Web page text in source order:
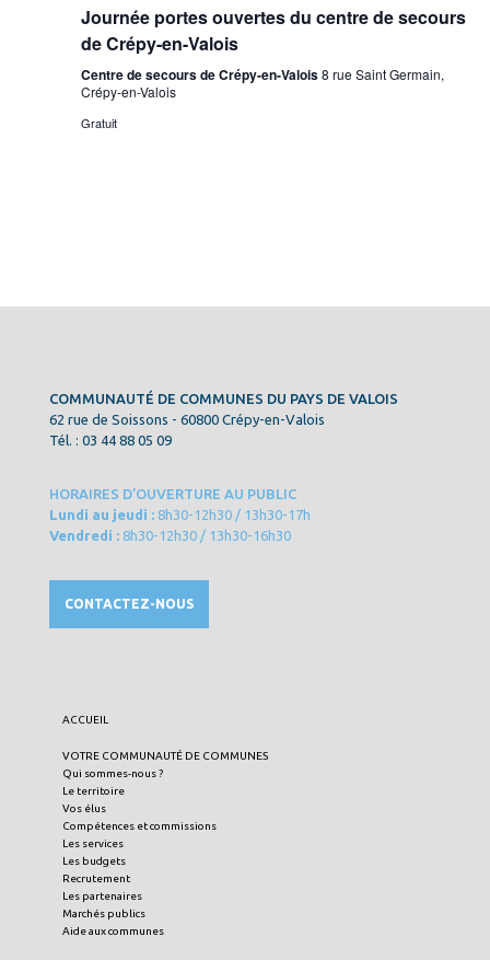
Journée portes ouvertes du centre de secours
de Crépy-en-Valois
Centre de secours de Crépy-en-Valois8 rue Saint Germain,
Crépy-en-Valois
Gratuit
COMMUNAUTÉ DE COMMUNES DU PAYS DE VALOIS
62 rue de Soissons - 60800 Crépy-en-Valois
Tél. : 03 44 88 05 09
HORAIRES D’OUVERTURE AU PUBLIC
Lundi au jeudi : 8h30-12h30 / 13h30-17h
Vendredi : 8h30-12h30 / 13h30-16h30
CONTACTEZ-NOUS
ACCUEIL
VOTRE COMMUNAUTÉ DE COMMUNES
Qui sommes-nous ?
Le territoire
Vos élus
Compétences et commissions
Les services
Les budgets
Recrutement
Les partenaires
Marchés publics
Aide aux communes